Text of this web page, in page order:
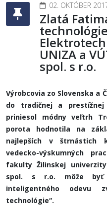
02. OKTÓBER
Zlatá
UNIZA a
spol. s r.o.
Výrobcovia zo Slovenska a
do tradičnej a
priniesol módny veľtrh
porota hodnotila na
najlepších v štrnástich
vedecko-výskumných
fakulty Žilinskej univerzity
spol. s r.o. môže
inteligentného odevu
technológie“.